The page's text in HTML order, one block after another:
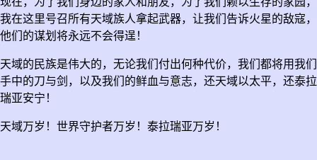
我在这里号召所有天域族人拿起武器，让我们告诉火星的敌寇，
他们的谋划将永远不会得逞！
天域的民族是伟大的，无论我们付出何种代价，我们都将用我们
手中的刀与剑，以及我们的鲜血与意志，还天域以太平，还泰拉
瑞亚安宁！
天域万岁！世界守护者万岁！泰拉瑞亚万岁！